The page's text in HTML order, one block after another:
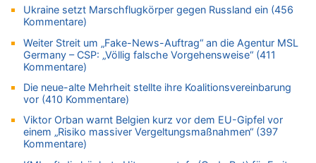
08.08.2026 - 02:19 von Peter S. zu
Tempolimit in 30er-Zonen – Untersuchung von Vias
08.08.2026 - 00:26 von klar zu
Mehrere Menschen in Londons City niedergestochen
07.08.2026 - 23:52 von Hans L. zu
Aachen ab 11. August wieder Mekka des Pferdesports –
Belgien setzt bei Reit-WM auf starke Springreiter
07.08.2026 - 22:12 von Pitstop zu
Ukraine setzt Marschflugkörper gegen Russland ein (456
Kommentare)
Weiter Streit um „Fake-News-Auftrag“ an die Agentur MSL
Germany – CSP: „Völlig falsche Vorgehensweise“ (411
Kommentare)
Die neue-alte Mehrheit stellte ihre Koalitionsvereinbarung
vor (410 Kommentare)
Viktor Orban warnt Belgien kurz vor dem EU-Gipfel vor
einem „Risiko massiver Vergeltungsmaßnahmen“ (397
Kommentare)